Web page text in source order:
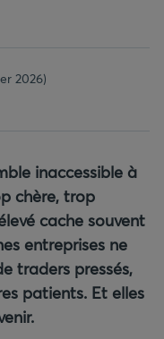
2026)
inaccessible à
chère, trop
cache souvent
entreprises ne
traders pressés,
patients. Et elles